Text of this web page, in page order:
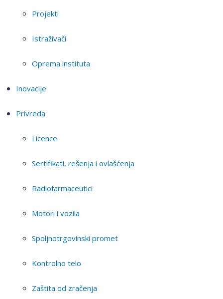
Projekti
Istraživači
Oprema instituta
Inovacije
Privreda
Licence
Sertifikati, rešenja i ovlašćenja
Radiofarmaceutici
Motori i vozila
Spoljnotrgovinski promet
Kontrolno telo
Zaštita od zračenja